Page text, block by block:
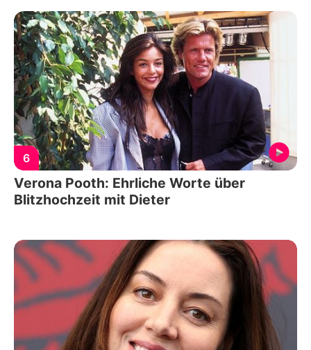
6
Verona Pooth: Ehrliche Worte über
Blitzhochzeit mit Dieter